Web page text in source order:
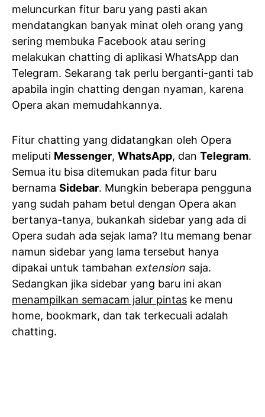
meluncurkan fitur baru yang pasti akan
mendatangkan banyak minat oleh orang yang
sering membuka Facebook atau sering
melakukan chatting di aplikasi WhatsApp dan
Telegram. Sekarang tak perlu berganti-ganti tab
apabila ingin chatting dengan nyaman, karena
Opera akan memudahkannya.
Fitur chatting yang didatangkan oleh Opera
meliputi Messenger, WhatsApp, dan Telegram.
Semua itu bisa ditemukan pada fitur baru
bernama Sidebar. Mungkin beberapa pengguna
yang sudah paham betul dengan Opera akan
bertanya-tanya, bukankah sidebar yang ada di
Opera sudah ada sejak lama? Itu memang benar
namun sidebar yang lama tersebut hanya
dipakai untuk tambahan extension saja.
Sedangkan jika sidebar yang baru ini akan
menampilkan semacam jalur pintas ke menu
home, bookmark, dan tak terkecuali adalah
chatting.